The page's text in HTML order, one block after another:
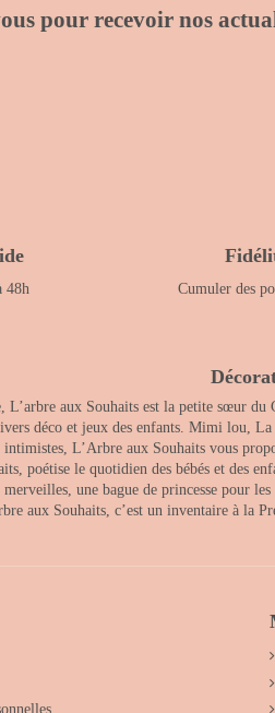
pour recevoir nos
48h Cumuler des
aux Souhaits est la petite sœur
déco et jeux des enfants. Mimi
intimistes, L’Arbre aux Souhaits vous
poétise le quotidien des bébés et des
une bague de princesse pour
aux Souhaits, c’est un inventaire à la